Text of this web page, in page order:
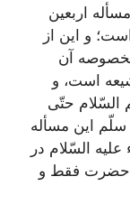
اربعین
و این از
آن
است، و
السّلام حتّی
سلّم این مسأله
السّلام در
حضرت فقط و